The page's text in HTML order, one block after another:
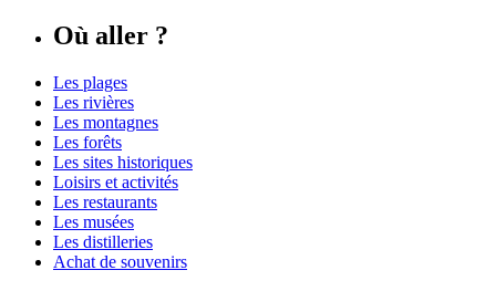
Où aller ?
Les plages
Les rivières
Les montagnes
Les forêts
Les sites historiques
Loisirs et activités
Les restaurants
Les musées
Les distilleries
Achat de souvenirs